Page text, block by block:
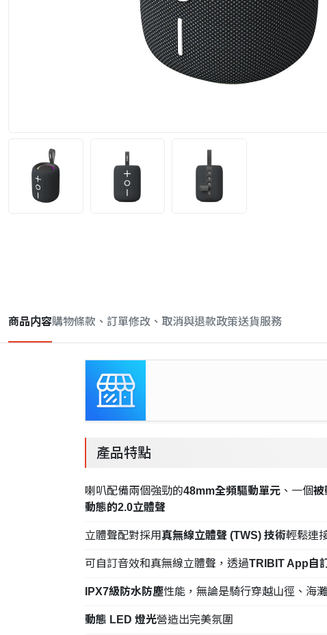
商品内容購物條款、訂單修改、取消與退款政策送貨服務
產品特點
喇叭配備兩個強勁的48mm全頻驅動單元 、一個被
動態的2.0立體聲
立體聲配對採用真無線立體聲 (TWS) 技術輕鬆連
可自訂音效和真無線立體聲，透過TRIBIT App自
IPX7級防水防塵性能，無論是騎行穿越山徑、海
動態 LED 燈光營造出完美氛圍